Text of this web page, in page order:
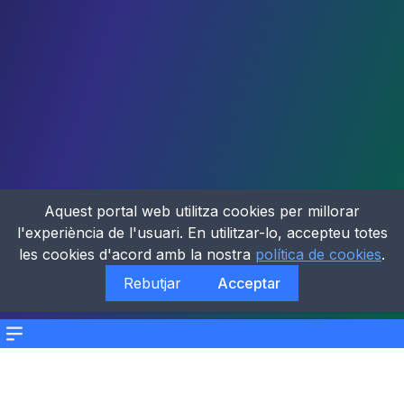
Menu
Aquest portal web utilitza cookies per millorar
l'experiència de l'usuari. En utilitzar-lo, accepteu totes
les cookies d'acord amb la nostra política de cookies.
Rebutjar
Acceptar